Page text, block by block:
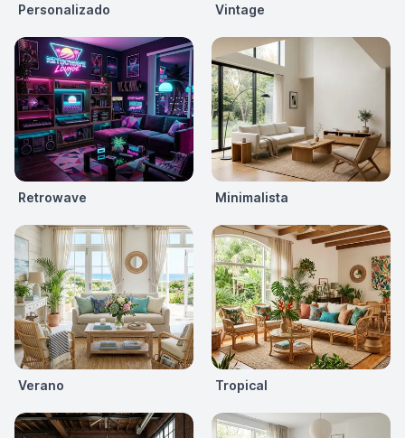
Personalizado Vintage
Retrowave Minimalista
Verano Tropical